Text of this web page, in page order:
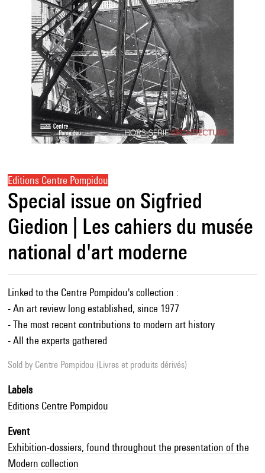
Editions Centre Pompidou
Special issue on Sigfried
Giedion | Les cahiers du musée
national d'art moderne
Linked to the Centre Pompidou's collection :
- An art review long established, since 1977
- The most recent contributions to modern art history
- All the experts gathered
Sold by Centre Pompidou (Livres et produits dérivés)
Labels
Editions Centre Pompidou
Event
Exhibition-dossiers, found throughout the presentation of the
Modern collection